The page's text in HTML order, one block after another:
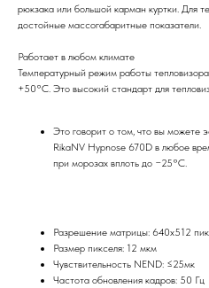
рюкзака или большой карман куртки. Для
достойные массогабаритные показатели.
Работает в любом климате
Температурный режим работы
+50°C. Это высокий стандарт для
Это говорит о том, что вы можете
RikaNV Hypnose 670D в любое
при морозах вплоть до −25°C.
Разрешение матрицы: 640х512
Размер пикселя: 12 мкм
Чувствительность NEND: ≤25мк
Частота обновления кадров: 50 Гц